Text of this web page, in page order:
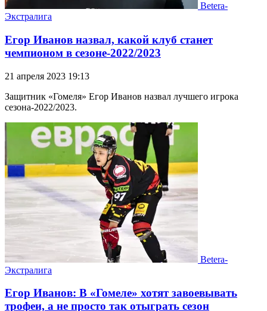
Betera-
Экстралига
Егор Иванов назвал, какой клуб станет
чемпионом в сезоне-2022/2023
21 апреля 2023 19:13
Защитник «Гомеля» Егор Иванов назвал лучшего игрока
сезона-2022/2023.
Betera-
Экстралига
Егор Иванов: В «Гомеле» хотят завоевывать
трофеи, а не просто так отыграть сезон